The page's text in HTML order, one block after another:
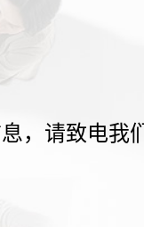
，请致电我